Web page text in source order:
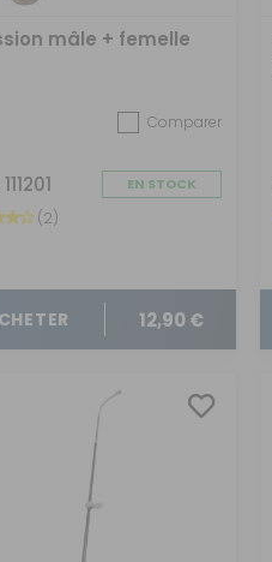
mâle + femelle
Comparer
EN STOCK
(2)
12,90 €